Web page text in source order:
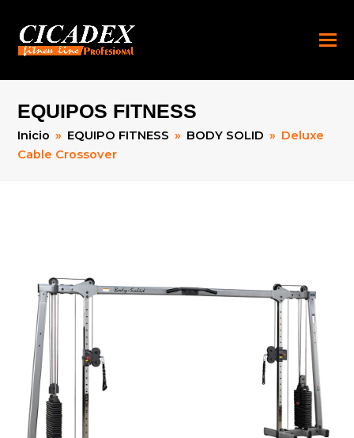
EQUIPOS FITNESS
Inicio » EQUIPO FITNESS » BODY SOLID » Deluxe
Cable Crossover